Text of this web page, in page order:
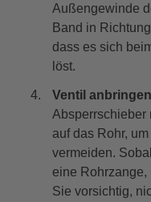
Außengewinde
Band in
dass es sich
löst.
Ventil
Absperrschieber
auf das Rohr,
vermeiden.
eine Rohrzange,
Sie vorsichtig,